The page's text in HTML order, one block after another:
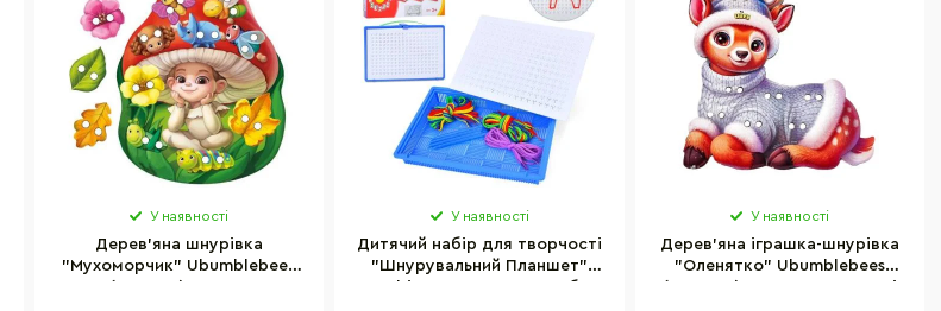
У наявності
Дерев'яна шнурівка
"Мухоморчик" Ubumblebees
У наявності
Дитячий набір для творчості
"Шнурувальний Планшет"
У наявності
Дерев'яна іграшка-шнурівка
"Оленятко" Ubumblebees